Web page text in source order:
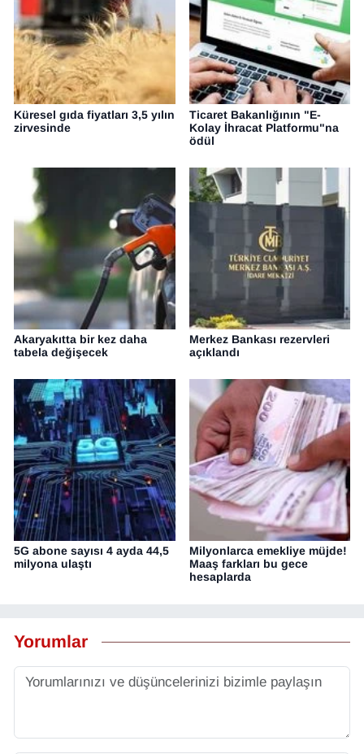
Küresel gıda fiyatları 3,5 yılın
zirvesinde
Ticaret Bakanlığının "E-
Kolay İhracat Platformu"na
ödül
Akaryakıtta bir kez daha
tabela değişecek
Merkez Bankası rezervleri
açıklandı
5G abone sayısı 4 ayda 44,5
milyona ulaştı
Milyonlarca emekliye müjde!
Maaş farkları bu gece
hesaplarda
Yorumlar